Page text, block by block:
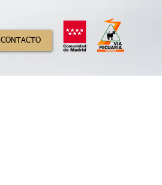
CONTACTO